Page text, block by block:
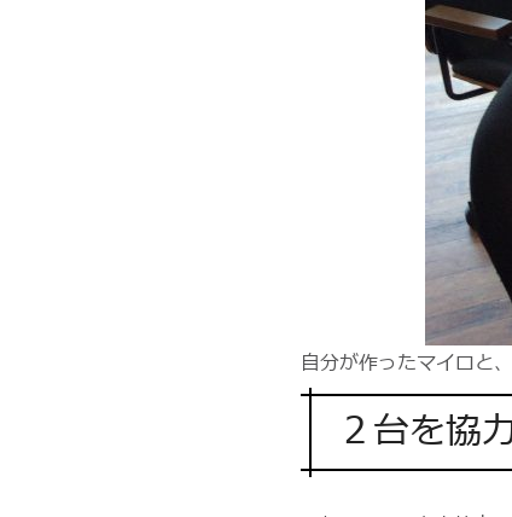
自分が作ったマイロと
２台を協